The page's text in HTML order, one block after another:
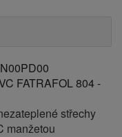
FATRAFOL 804 -
střechy
manžetou